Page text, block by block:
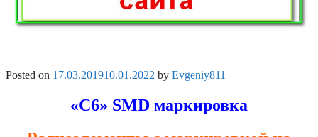
Posted on 17.03.201910.01.2022 by Evgeniy811
«С6» SMD маркировка